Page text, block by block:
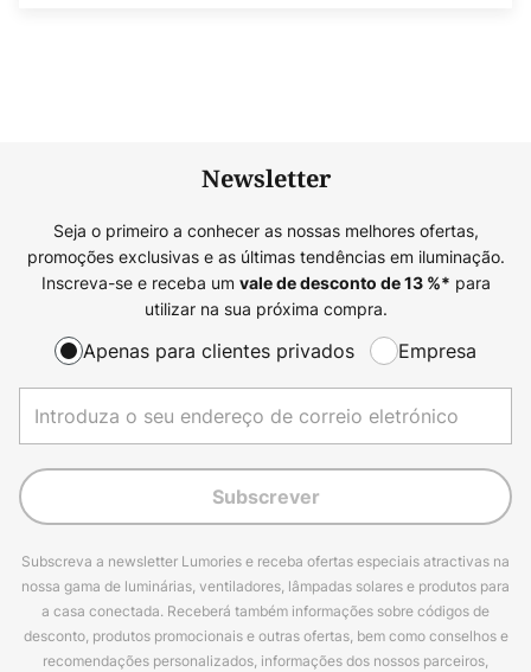
Newsletter
Seja o primeiro a conhecer as nossas melhores ofertas,
promoções exclusivas e as últimas tendências em iluminação.
Inscreva-se e receba um vale de desconto de13%* para
utilizar na sua próxima compra.
Apenas para clientes privados Empresa
Subscrever
Subscreva a newsletter Lumories e receba ofertas especiais atractivas na
nossa gama de luminárias, ventiladores, lâmpadas solares e produtos para
a casa conectada. Receberá também informações sobre códigos de
desconto, produtos promocionais e outras ofertas, bem como conselhos e
recomendações personalizados, informações dos nossos parceiros,